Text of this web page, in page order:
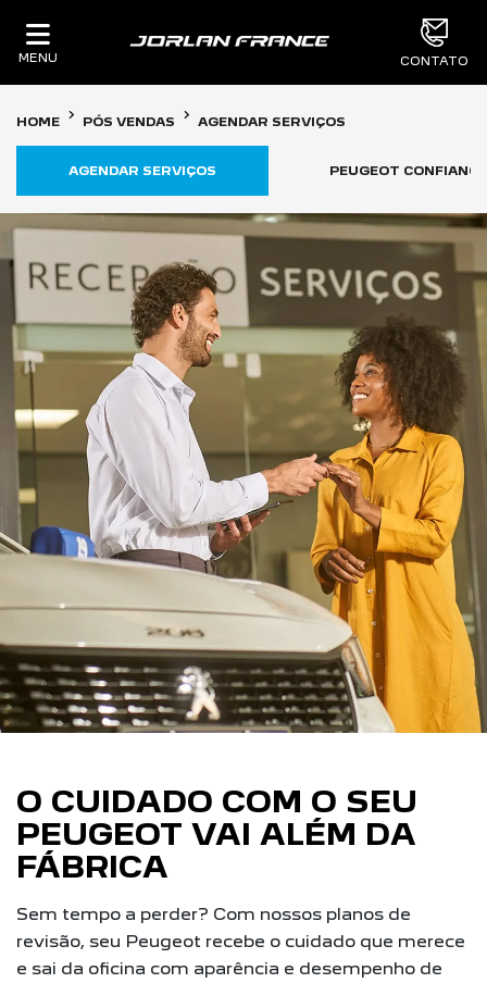
MENU CONTATO
HOME PÓS VENDAS AGENDAR SERVIÇOS
PEUGEOT CONFIANCE
AGENDAR SERVIÇOS
O CUIDADO COM O SEU
PEUGEOT VAI ALÉM DA
FÁBRICA
Sem tempo a perder? Com nossos planos de
revisão, seu Peugeot recebe o cuidado que merece
e sai da oficina com aparência e desempenho de